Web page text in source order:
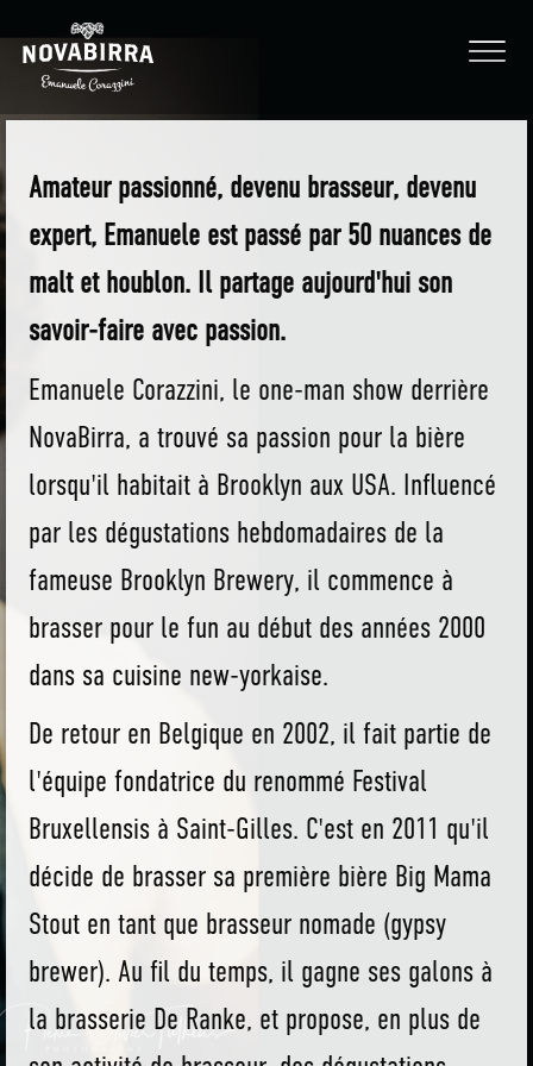
Amateur passionné, devenu brasseur, devenu
expert, Emanuele est passé par 50 nuances de
malt et houblon. Il partage aujourd'hui son
savoir-faire avec passion.
Emanuele Corazzini, le one-man show derrière
NovaBirra, a trouvé sa passion pour la bière
lorsqu'il habitait à Brooklyn aux USA. Influencé
par les dégustations hebdomadaires de la
fameuse Brooklyn Brewery, il commence à
brasser pour le fun au début des années 2000
dans sa cuisine new-yorkaise.
De retour en Belgique en 2002, il fait partie de
l'équipe fondatrice du renommé Festival
Bruxellensis à Saint-Gilles. C'est en 2011 qu'il
décide de brasser sa première bière Big Mama
Stout en tant que brasseur nomade (gypsy
brewer). Au fil du temps, il gagne ses galons à
la brasserie De Ranke, et propose, en plus de